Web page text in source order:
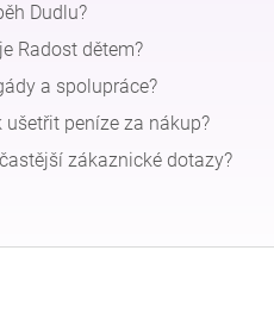
Dudlu?
Radost dětem?
a spolupráce?
ušetřit peníze za nákup?
zákaznické dotazy?